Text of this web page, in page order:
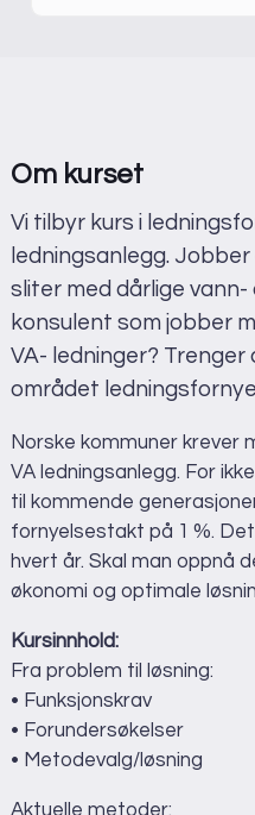
Varighet:
Språk: Norsk
Adresse
Norsk Rørsenter
3045 Drammen
Vis i Google Maps
Om kurset
Vi tilbyr kurs i
ledningsanlegg.
sliter med dårlige
konsulent som jobber
VA- ledninger? Trenger
området
Norske kommuner krever
VA ledningsanlegg. For
til kommende
fornyelsestakt på 1 %.
hvert år. Skal man oppnå
økonomi og optimale
Kursinnhold:
Fra problem til løsning:
• Funksjonskrav
• Forundersøkelser
• Metodevalg/løsning
Aktuelle metoder: